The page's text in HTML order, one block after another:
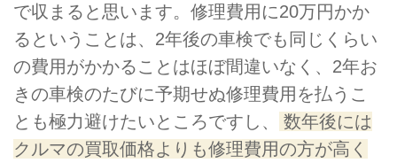
で収まると思います。修理費用に20万円かか
るということは、2年後の車検でも同じくらい
の費用がかかることはほぼ間違いなく、2年お
きの車検のたびに予期せぬ修理費用を払うこ
とも極力避けたいところですし、
数年後には
クルマの買取価格よりも修理費用の方が高く